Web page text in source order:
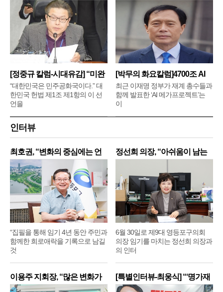
[정중규 칼럼-시대유감] “미완
“대한민국은 민주공화국이다.” 대
한민국 헌법 제1조 제1항의 이 선
언을
[박무의 화요칼럼]4700조 AI
메
최근 이재명 정부가 재계 총수들과
함께 발표한 ‘AI 메가프로젝트’는
이
인터뷰
최호권, “변화의 중심에는 언
제
“집필을 통해 임기 4년 동안 주민과
함께한 희로애락을 기록으로 남길
것
정선희 의장, “아쉬움이 남는
6월 30일로 제9대 영등포구의회
의장 임기를 마치는 정선희 의장과
의 인터
이용주 지회장, “많은 변화가 [특별인터뷰-최웅식] “‘명가재